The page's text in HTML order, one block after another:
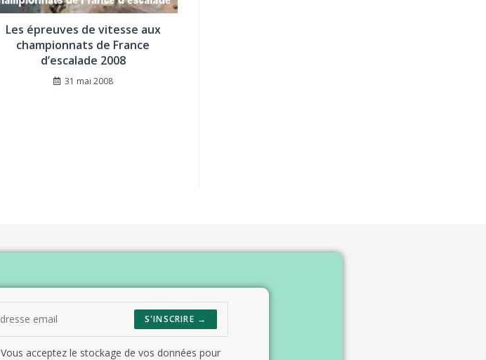
Les épreuves de vitesse aux
championnats de France
d’escalade 2008
31 mai 2008
S'INSCRIRE →
Vous acceptez le stockage de vos données pour